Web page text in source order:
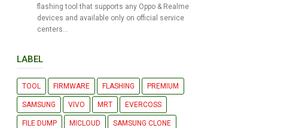
flashing tool that supports any Oppo & Realme
devices and available only on official service
centers...
LABEL
TOOL FIRMWARE FLASHING PREMIUM
SAMSUNG VIVO MRT EVERCOSS
FILE DUMP MICLOUD SAMSUNG CLONE